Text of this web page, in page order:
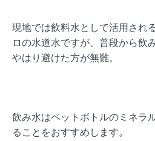
現地では飲料水として活用され
ロの水道水ですが、普段から飲
やはり避けた方が無難。
飲み水はペットボトルのミネラ
ることをおすすめします。